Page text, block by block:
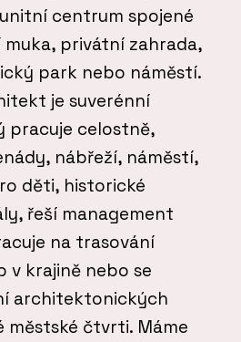
centrum spojené
muka, privátní zahrada,
park nebo náměstí.
je suverénní
celostně,
nábřeží, náměstí,
děti, historické
řeší management
na trasování
v krajině nebo se
architektonických
městské čtvrti. Máme